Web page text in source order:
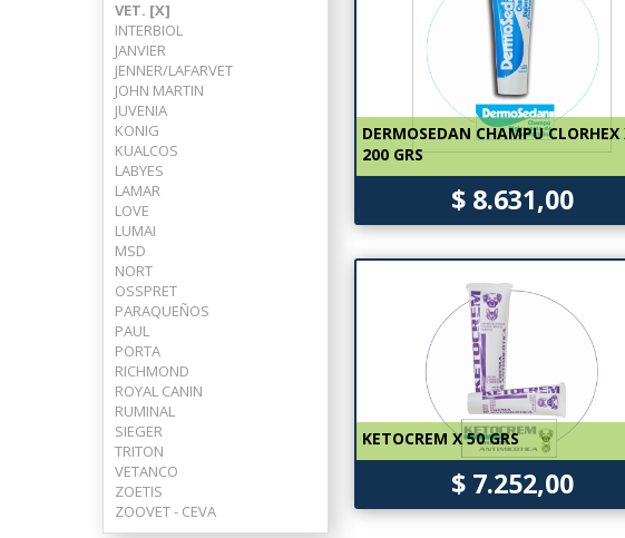
VET. [X]
INTERBIOL
JANVIER
JENNER/LAFARVET
JOHN MARTIN
JUVENIA
KONIG
KUALCOS
LABYES
LAMAR
LOVE
LUMAI
MSD
NORT
OSSPRET
PARAQUEÑOS
PAUL
PORTA
RICHMOND
ROYAL CANIN
RUMINAL
SIEGER
TRITON
VETANCO
ZOETIS
ZOOVET - CEVA
DERMOSEDAN CHAMPU CLORHEX
200 GRS
$ 8.631,00
KETOCREM X 50 GRS
$ 7.252,00